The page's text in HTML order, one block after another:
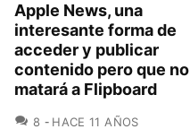
Apple News, una
interesante forma de
acceder y publicar
contenido pero que no
matará a Flipboard
8 COMENTARIOS
HACE 11 AÑOS